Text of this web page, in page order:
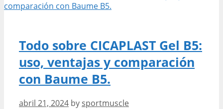
práctico.
Todo sobre CICAPLAST Gel B5:
uso, ventajas y comparación
con Baume B5.
abril 21, 2024 by sportmuscle